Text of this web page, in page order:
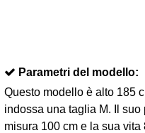
Parametri del modello:
Questo modello è alto 185
indossa una taglia M. Il suo
misura 100 cm e la sua vita